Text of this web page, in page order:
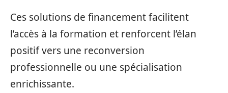
Ces solutions de financement facilitent
l’accès à la formation et renforcent l’élan
positif vers une reconversion
professionnelle ou une spécialisation
enrichissante.